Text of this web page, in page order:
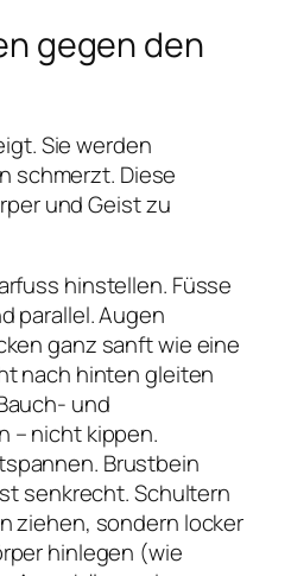
gegen den
Sie werden
schmerzt. Diese
und Geist zu
hinstellen. Füsse
parallel. Augen
ganz sanft wie eine
nach hinten gleiten
und
– nicht kippen.
Brustbein
senkrecht. Schultern
ziehen, sondern locker
hinlegen (wie